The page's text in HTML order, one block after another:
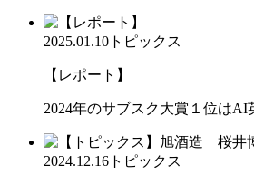
2025.01.10 トピックス
【レポート】
2024年のサブスク大賞１位はAI
2024.12.16 トピックス